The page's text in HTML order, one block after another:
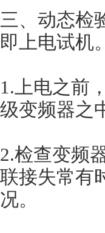
三、动态检
即上电试机
1.上电之前
级变频器之
2.检查变频
联接失常有
况。